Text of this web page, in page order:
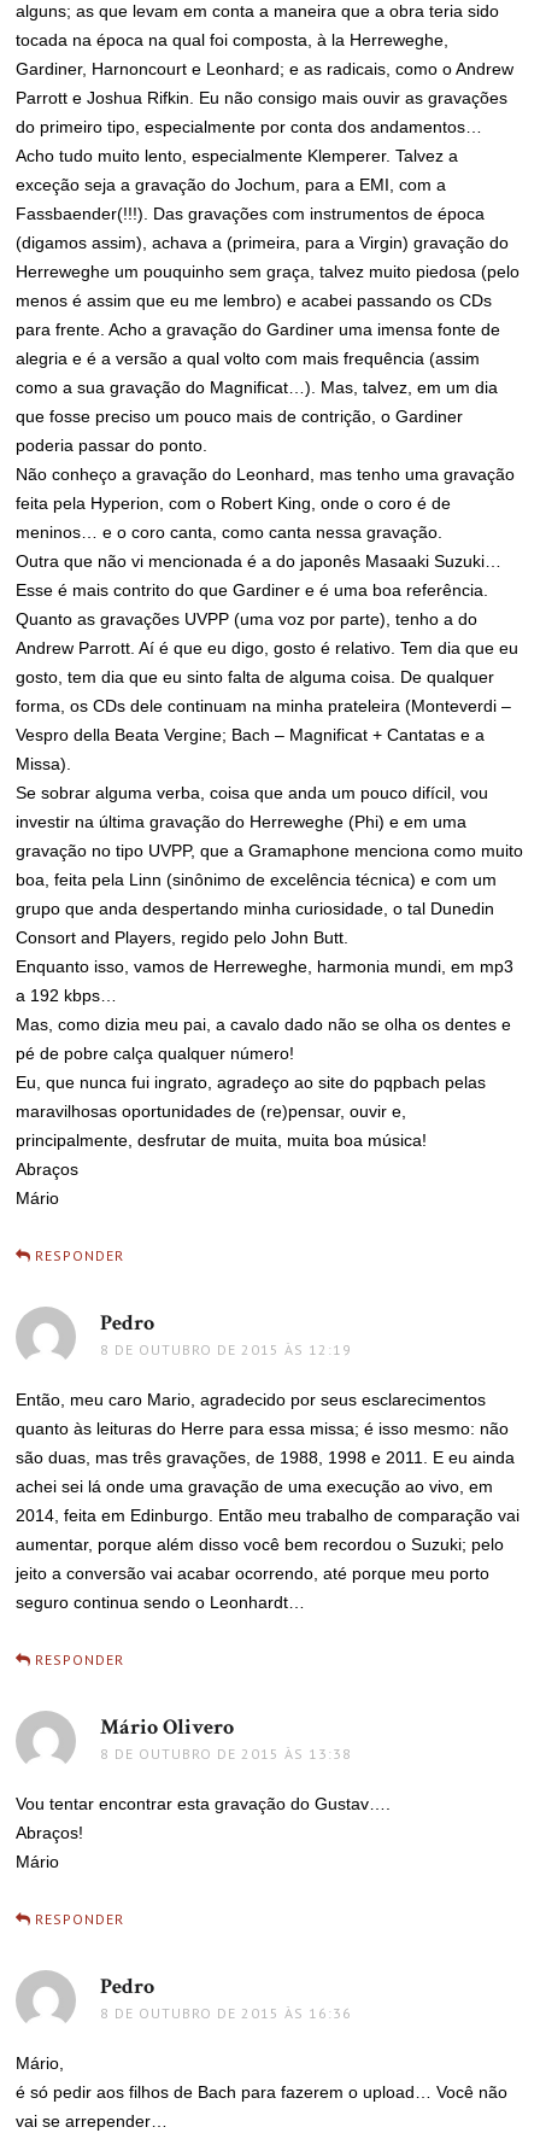
alguns; as que levam em conta a maneira que a obra teria sido
tocada na época na qual foi composta, à la Herreweghe,
Gardiner, Harnoncourt e Leonhard; e as radicais, como o Andrew
Parrott e Joshua Rifkin. Eu não consigo mais ouvir as gravações
do primeiro tipo, especialmente por conta dos andamentos…
Acho tudo muito lento, especialmente Klemperer. Talvez a
exceção seja a gravação do Jochum, para a EMI, com a
Fassbaender(!!!). Das gravações com instrumentos de época
(digamos assim), achava a (primeira, para a Virgin) gravação do
Herreweghe um pouquinho sem graça, talvez muito piedosa (pelo
menos é assim que eu me lembro) e acabei passando os CDs
para frente. Acho a gravação do Gardiner uma imensa fonte de
alegria e é a versão a qual volto com mais frequência (assim
como a sua gravação do Magnificat…). Mas, talvez, em um dia
que fosse preciso um pouco mais de contrição, o Gardiner
poderia passar do ponto.
Não conheço a gravação do Leonhard, mas tenho uma gravação
feita pela Hyperion, com o Robert King, onde o coro é de
meninos… e o coro canta, como canta nessa gravação.
Outra que não vi mencionada é a do japonês Masaaki Suzuki…
Esse é mais contrito do que Gardiner e é uma boa referência.
Quanto as gravações UVPP (uma voz por parte), tenho a do
Andrew Parrott. Aí é que eu digo, gosto é relativo. Tem dia que eu
gosto, tem dia que eu sinto falta de alguma coisa. De qualquer
forma, os CDs dele continuam na minha prateleira (Monteverdi –
Vespro della Beata Vergine; Bach – Magnificat + Cantatas e a
Missa).
Se sobrar alguma verba, coisa que anda um pouco difícil, vou
investir na última gravação do Herreweghe (Phi) e em uma
gravação no tipo UVPP, que a Gramaphone menciona como muito
boa, feita pela Linn (sinônimo de excelência técnica) e com um
grupo que anda despertando minha curiosidade, o tal Dunedin
Consort and Players, regido pelo John Butt.
Enquanto isso, vamos de Herreweghe, harmonia mundi, em mp3
a 192 kbps…
Mas, como dizia meu pai, a cavalo dado não se olha os dentes e
pé de pobre calça qualquer número!
Eu, que nunca fui ingrato, agradeço ao site do pqpbach pelas
maravilhosas oportunidades de (re)pensar, ouvir e,
principalmente, desfrutar de muita, muita boa música!
Abraços
Mário
RESPONDER
Pedro
8 DE OUTUBRO DE 2015 ÀS 12:19
Então, meu caro Mario, agradecido por seus esclarecimentos
quanto às leituras do Herre para essa missa; é isso mesmo: não
são duas, mas três gravações, de 1988, 1998 e 2011. E eu ainda
achei sei lá onde uma gravação de uma execução ao vivo, em
2014, feita em Edinburgo. Então meu trabalho de comparação vai
aumentar, porque além disso você bem recordou o Suzuki; pelo
jeito a conversão vai acabar ocorrendo, até porque meu porto
seguro continua sendo o Leonhardt…
RESPONDER
Mário Olivero
8 DE OUTUBRO DE 2015 ÀS 13:38
Vou tentar encontrar esta gravação do Gustav….
Abraços!
Mário
RESPONDER
Pedro
8 DE OUTUBRO DE 2015 ÀS 16:36
Mário,
é só pedir aos filhos de Bach para fazerem o upload… Você não
vai se arrepender…